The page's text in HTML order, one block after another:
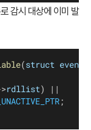
감시 대상에 이미 발
(struct
rdllist) ||
;